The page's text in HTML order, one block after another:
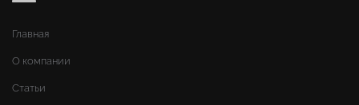
Главная
О компании
Статьи